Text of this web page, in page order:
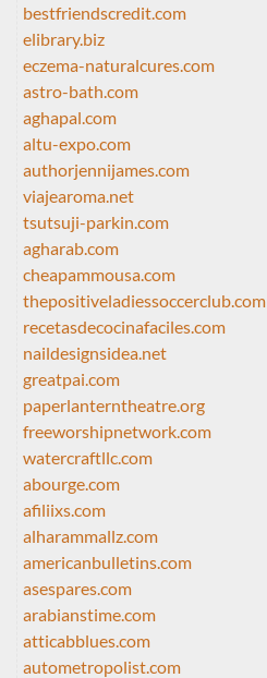
bestfriendscredit.com
elibrary.biz
eczema-naturalcures.com
astro-bath.com
aghapal.com
altu-expo.com
authorjennijames.com
viajearoma.net
tsutsuji-parkin.com
agharab.com
cheapammousa.com
thepositiveladiessoccerclub.com
recetasdecocinafaciles.com
naildesignsidea.net
greatpai.com
paperlanterntheatre.org
freeworshipnetwork.com
watercraftllc.com
abourge.com
afiliixs.com
alharammallz.com
americanbulletins.com
asespares.com
arabianstime.com
atticabblues.com
autometropolist.com